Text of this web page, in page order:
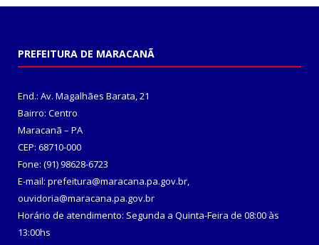
PREFEITURA DE MARACANÃ
End.: Av. Magalhães Barata, 21
Bairro: Centro
Maracanã – PA
CEP: 68710-000
Fone: (91) 98628-6723
E-mail: prefeitura@maracana.pa.gov.br,
ouvidoria@maracana.pa.gov.br
Horário de atendimento: Segunda a Quinta-Feira de 08:00 às
13:00hs